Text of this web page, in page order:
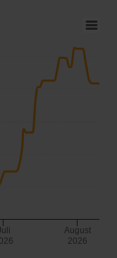
August
2026